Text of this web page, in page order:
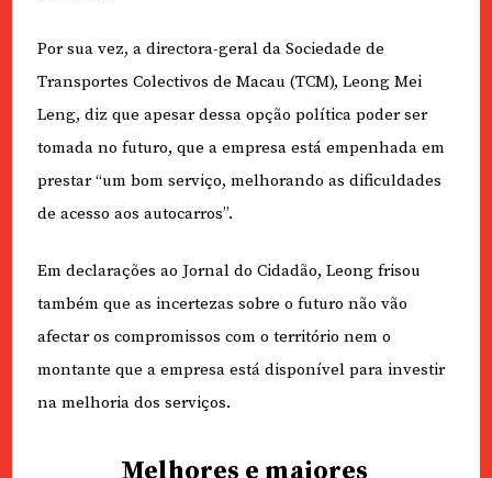
Por sua vez, a directora-geral da Sociedade de
Transportes Colectivos de Macau (TCM), Leong Mei
Leng, diz que apesar dessa opção política poder ser
tomada no futuro, que a empresa está empenhada em
prestar “um bom serviço, melhorando as dificuldades
de acesso aos autocarros”.
Em declarações ao Jornal do Cidadão, Leong frisou
também que as incertezas sobre o futuro não vão
afectar os compromissos com o território nem o
montante que a empresa está disponível para investir
na melhoria dos serviços.